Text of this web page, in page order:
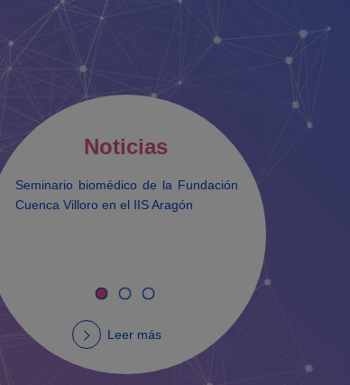
Noticias
Seminario biomédico de la Fundación
Cuenca Villoro en el IIS Aragón
Leer más